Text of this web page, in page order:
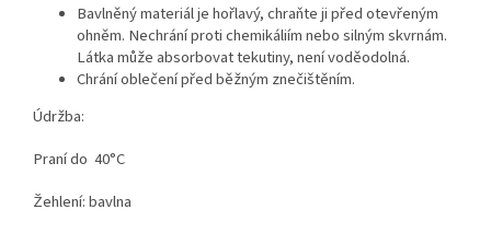
Bavlněný materiál je hořlavý, chraňte ji před otevřeným
ohněm. Nechrání proti chemikáliím nebo silným skvrnám.
Látka může absorbovat tekutiny, není voděodolná.
Chrání oblečení před běžným znečištěním.
Údržba:
Praní do 40°C
Žehlení: bavlna